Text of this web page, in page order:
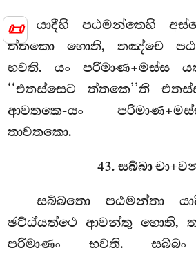
📜
යාදීහි පඨමන්තෙහි
ත්තකො හොති, තඤ්චෙ
භවති. යං පරිමාණ+මස්ස
‘‘එතස්සෙට ත්තකෙ’’ති
ආවතකෙ-යං
තාවතකො.
43. සබ්බා
සබ්බතො පඨමන්තා
ඡට්ඨ්යත්ථෙ ආවන්තු හොති,
පරිමාණං භවති. සබ්බං